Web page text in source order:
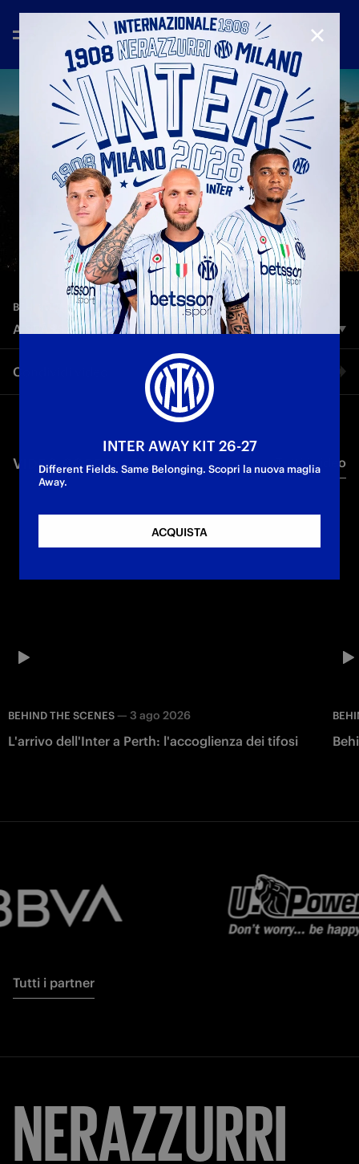
BEHIND THE SCENES—19 giu 2025
A SPASSO PER LOS ANGELES CON MAICON
Il modo migliore per visitare LA? Con una guida d'eccezione
come Maicon.
Condividi video
Twitter
VIDEO CORRELATI Tutti i video
BEHIND THE SCENES — 3 ago 2026
L'arrivo dell'Inter a Perth: l'accoglienza dei tifosi
Tutti i partner
NERAZZURRI
INTER AWAY KIT 26-27
Different Fields. Same Belonging. Scopri la nuova maglia
Away.
ACQUISTA